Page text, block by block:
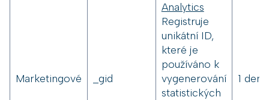
Marketingové _gid
Analytics
Registruje
unikátní ID,
které je
používáno k
vygenerování
statistických
1 den